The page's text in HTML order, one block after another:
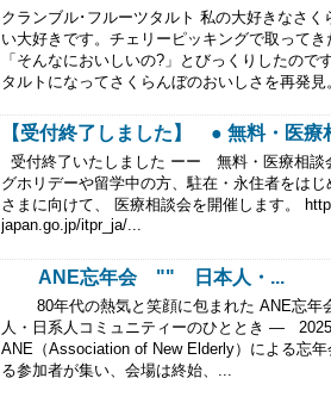
クランブル･フルーツタルト 私の大好きなさ
い大好きです。チェリーピッキングで取って
「そんなにおいしいの?」とびっくりしたの
タルトになってさくらんぼのおいしさを再発
【受付終了しました】 ● 無料・医療
受付終了いたしました ーー 無料・医療相
グホリデーや留学中の方、駐在・永住者をは
さまに向けて、 医療相談会を開催します。
japan.go.jp/itpr_ja/...
ANE忘年会 "" 日本人・...
80年代の熱気と笑顔に包まれた ANE忘
人・日系人コミュニティーのひととき ― 2025
ANE（Association of New Elderly）による忘
る参加者が集い、会場は終始、...